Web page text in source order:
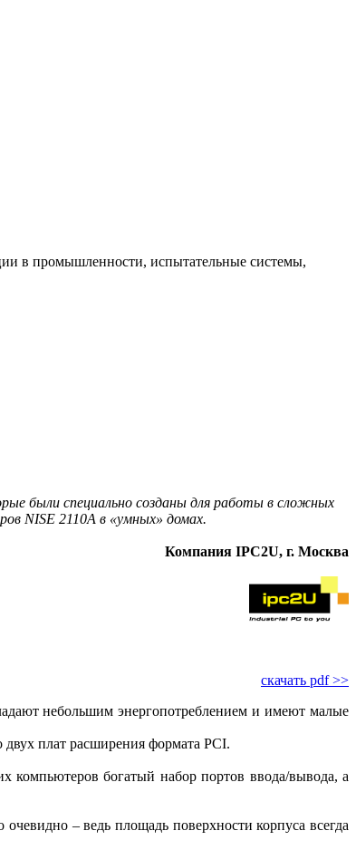
в промышленности, испытательные системы,
были специально созданы для работы в сложных
NISE 2110А в «умных» домах.
Компания IPC2U, г. Москва
скачать pdf >>
небольшим энергопотреблением и имеют малые
плат расширения формата PCI.
компьютеров богатый набор портов ввода/вывода, а
– ведь площадь поверхности корпуса всегда